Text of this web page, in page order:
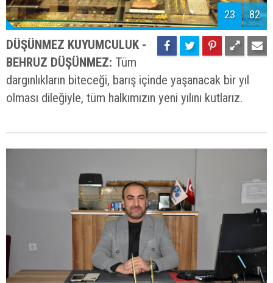
23 82
DÜŞÜNMEZ KUYUMCULUK -
BEHRUZ DÜŞÜNMEZ: Tüm
dargınlıkların biteceği, barış içinde yaşanacak bir yıl
olması dileğiyle, tüm halkımızın yeni yılını kutlarız.